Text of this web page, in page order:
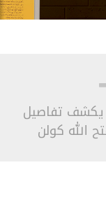
موقع Herkul.org يكشف تفاصيل
الله كولن